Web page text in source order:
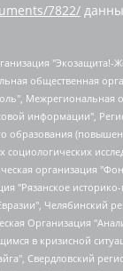
7822/
коммуникаций и правовому просвещению "Так-так-Так", Фонд содействия устойчивому развитию "Серебряная тайга", Свердловский региональный общественный фонд социальных проектов "Новое время", "Idel.Реалии", Кавказ.Реалии, Крым.Реалии, Телеканал Настоящее Время, Татаро-башкирская служба Радио Свобода (Azatliq Radiosi), Радио Свободная Европа/Радио Свобода (PCE/PC), "Сибирь.Реалии", "Фактограф", Благотворительный фонд помощи осужденным и их семьям, Автономная некоммерческая организация "Институт глобализации и социальных движений", Фонд "В защиту прав заключенных", Частное учреждение "Центр поддержки и содействия развитию средств массовой информации", Пензенский региональный общественный благотворительный фонд "Гражданский союз", "Север.Реалии", Некоммерческая организация Фонд "Правовая инициатива", Общество с ограниченной ответственностью "Радио Свободная Европа/Радио Свобода", Чешское информационное агентство "MEDIUM-ORIENT",